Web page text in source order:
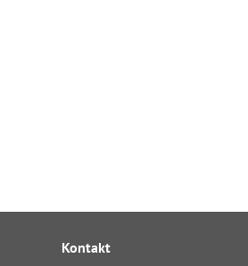
Kontakt